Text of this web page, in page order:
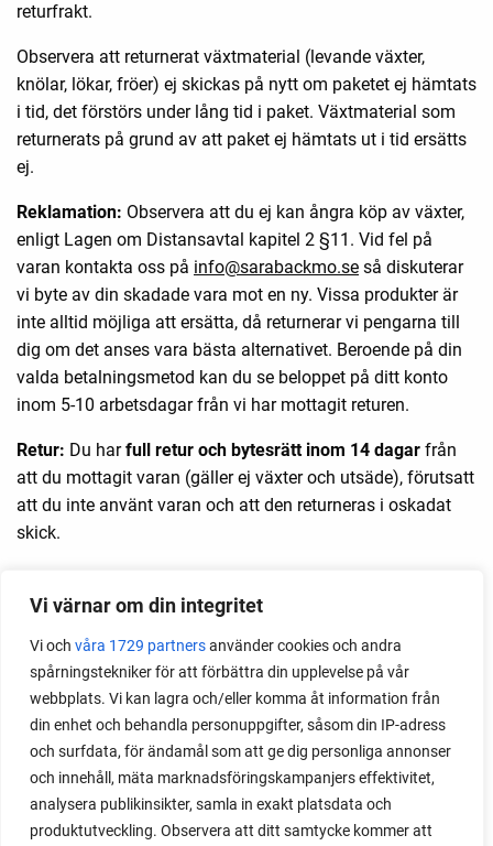
Vi värnar om din integritet
Vi och våra 1729 partnersanvänder cookies och andra
spårningstekniker för att förbättra din upplevelse på vår
webbplats. Vi kan lagra och/eller komma åt information från
din enhet och behandla personuppgifter, såsom din IP-adress
och surfdata, för ändamål som att ge dig personliga annonser
och innehåll, mäta marknadsföringskampanjers effektivitet,
analysera publikinsikter, samla in exakt platsdata och
produktutveckling. Observera att ditt samtycke kommer att
returfrakt.
Observera att returnerat växtmaterial (levande växter,
knölar, lökar, fröer) ej skickas på nytt om paketet ej hämtats
i tid, det förstörs under lång tid i paket. Växtmaterial som
returnerats på grund av att paket ej hämtats ut i tid ersätts
ej.
Reklamation: Observera att du ej kan ångra köp av växter,
enligt Lagen om Distansavtal kapitel 2 §11. Vid fel på
varan kontakta oss på info@sarabackmo.se så diskuterar
vi byte av din skadade vara mot en ny. Vissa produkter är
inte alltid möjliga att ersätta, då returnerar vi pengarna till
dig om det anses vara bästa alternativet. Beroende på din
valda betalningsmetod kan du se beloppet på ditt konto
inom 5-10 arbetsdagar från vi har mottagit returen.
Retur: Du harfull retur och bytesrätt inom 14 dagar från
att du mottagit varan (gäller ej växter och utsäde), förutsatt
att du inte använt varan och att den returneras i oskadat
skick.
mottagit den i. Ångerfristen börjar gälla dagen efter du har
mottagit din vara från oss.
Vid ånger står du för returfrakten.
Om du ångrar ditt köp så kontakta oss på:
info@sarabackmo.seför att få returinformation.
Skriv ditt namn och adress tydligt så vi kan hitta dig i
systemet efter vi har mottagit din retur. Du har 14 dagar på